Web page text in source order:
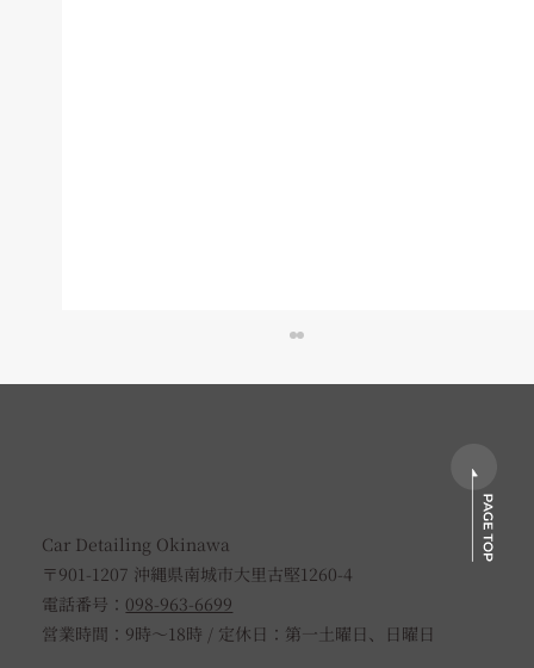
日産スカイラインを板金塗装から全塗
装、セラミックコーティングで美しく保
Car Detailing Okinawa
〒901-1207 沖縄県南城市大里古堅1260-4
電話番号： 098-963-6699
営業時間：9時〜18時 / 定休日：第一土曜日、日曜日